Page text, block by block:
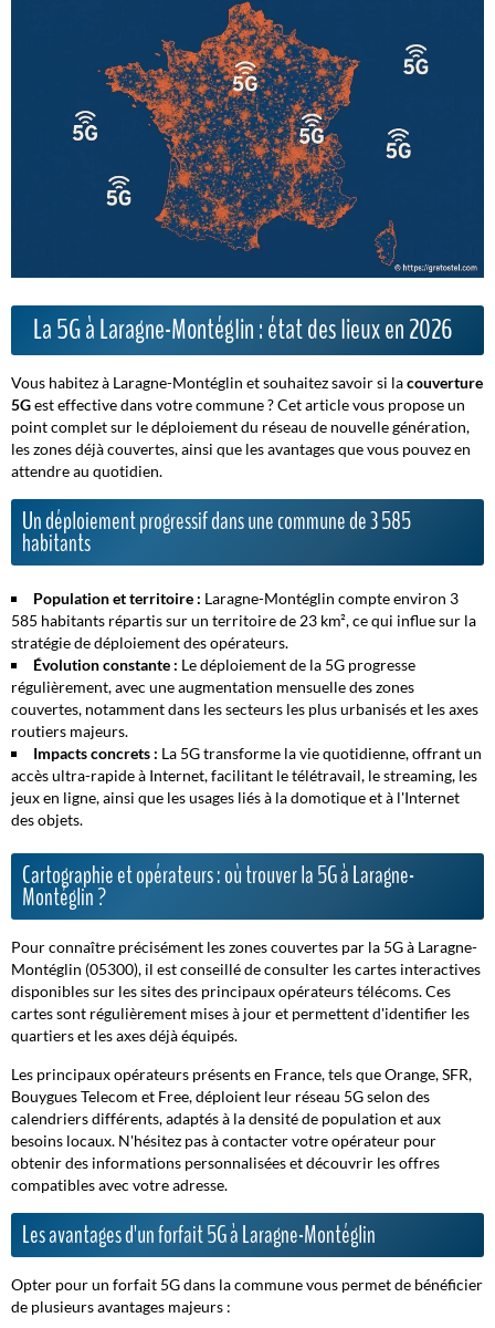
La 5G à Laragne-Montéglin : état des lieux en 2026
Vous habitez à Laragne-Montéglin et souhaitez savoir si lacouverture
5Gest effective dans votre commune ? Cet article vous propose un
point complet sur le déploiement du réseau de nouvelle génération,
les zones déjà couvertes, ainsi que les avantages que vous pouvez en
attendre au quotidien.
Un déploiement progressif dans une commune de 3 585
habitants
Population et territoire : Laragne-Montéglin compte environ 3
585 habitants répartis sur un territoire de 23 km², ce qui influe sur la
stratégie de déploiement des opérateurs.
Évolution constante : Le déploiement de la 5G progresse
régulièrement, avec une augmentation mensuelle des zones
couvertes, notamment dans les secteurs les plus urbanisés et les axes
routiers majeurs.
Impacts concrets : La 5G transforme la vie quotidienne, offrant un
accès ultra-rapideà Internet, facilitant le télétravail, le streaming, les
jeux en ligne, ainsi que les usages liés à la domotique et à l'Internet
des objets.
Cartographie et opérateurs : où trouver la 5G à Laragne-
Montéglin ?
Pour connaître précisément les zones couvertes par la 5G à Laragne-
Montéglin (05300), il est conseillé de consulter les cartes interactives
disponibles sur les sites des principaux opérateurs télécoms. Ces
cartes sont régulièrement mises à jour et permettent d'identifier les
quartiers et les axes déjà équipés.
Les principaux opérateurs présents en France, tels que Orange, SFR,
Bouygues Telecom et Free, déploient leur réseau 5G selon des
calendriers différents, adaptés à la densité de population et aux
besoins locaux. N'hésitez pas à contacter votre opérateur pour
obtenir des informations personnalisées et découvrir les offres
compatibles avec votre adresse.
Les avantages d'un forfait 5G à Laragne-Montéglin
Opter pour un forfait 5G dans la commune vous permet de bénéficier
de plusieurs avantages majeurs :